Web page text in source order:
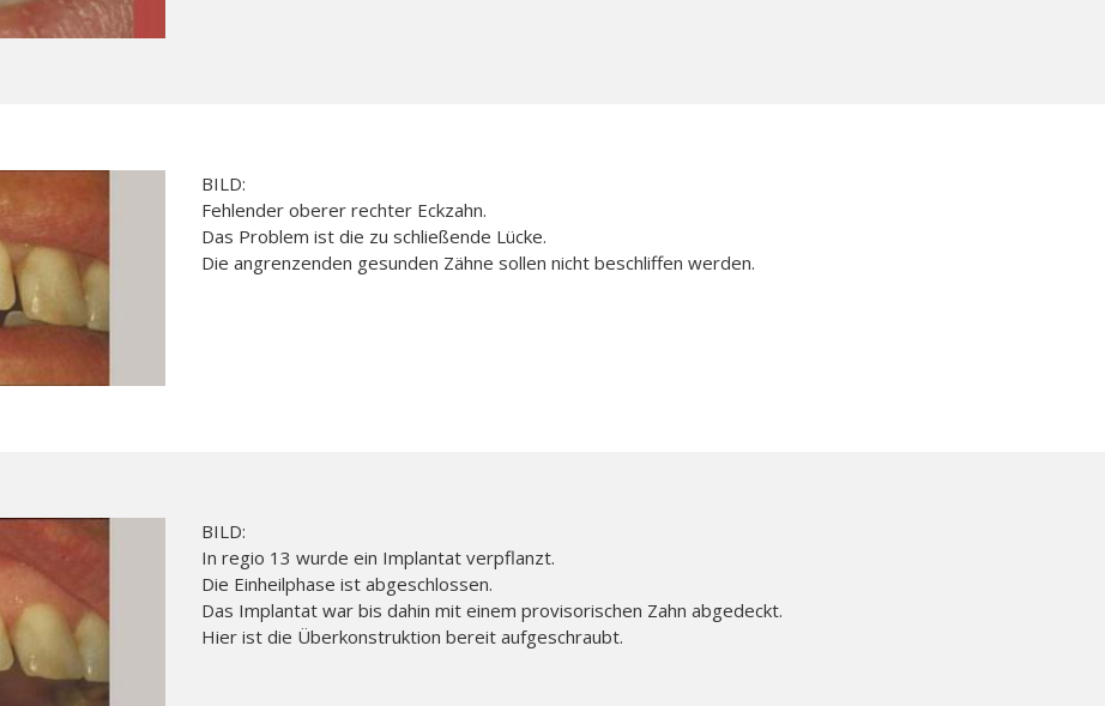
BILD:
Fehlender oberer rechter Eckzahn.
Das Problem ist die zu schließende Lücke.
Die angrenzenden gesunden Zähne sollen nicht beschliffen werden.
BILD:
In regio 13 wurde ein Implantat verpflanzt.
Die Einheilphase ist abgeschlossen.
Das Implantat war bis dahin mit einem provisorischen Zahn abgedeckt.
Hier ist die Überkonstruktion bereit aufgeschraubt.